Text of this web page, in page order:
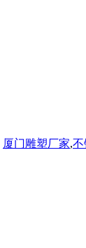
厦门雕塑厂家,不